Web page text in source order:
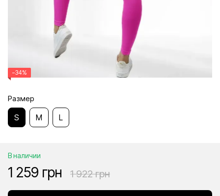
−34%
Размер
S M L
В наличии
1 259 грн 1 922 грн